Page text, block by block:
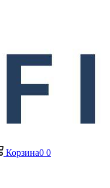
Корзина0 0